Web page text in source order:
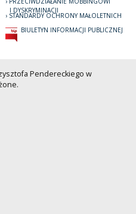
I DYSKRYMINACJI
STANDARDY OCHRONY MAŁOLETNICH
BIULETYN INFORMACJI PUBLICZNEJ
Pendereckiego w